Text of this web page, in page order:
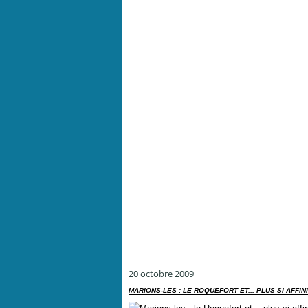
20 octobre 2009
MARIONS-LES : LE ROQUEFORT ET... PLUS SI